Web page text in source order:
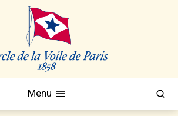
Paris
Menu